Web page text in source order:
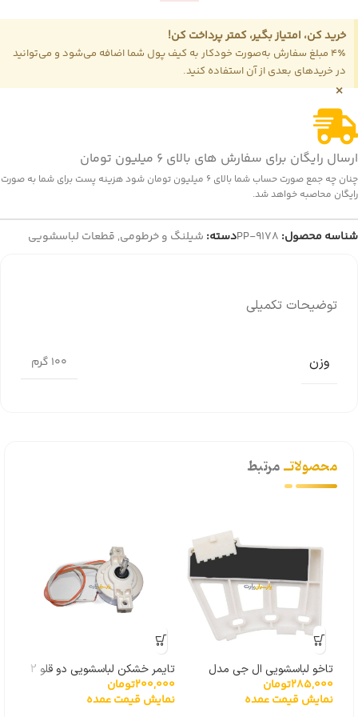
خرید کن، امتیاز بگیر، کمتر پرداخت کن!
4٪ مبلغ سفارش به‌صورت خودکار به کیف پول شما اضافه می‌شود و می‌توانید
در خریدهای بعدی از آن استفاده کنید.
×
ارسال رایگان برای سفارش های بالای 6 میلیون تومان
چنان چه جمع صورت حساب شما بالای 6 میلیون تومان شود هزینه پست برای شما به صورت
رایگان محاصبه خواهد شد.
شناسه محصول: PP-9178دسته: شیلنگ و خرطومی, قطعات لباسشویی
توضیحات تکمیلی
وزن 100 گرم
محصولاتــمرتبط
تاخو لباسشویی ال جی مدل
گیربکسی 6501KW2001A
285,000تومان
نمایش قیمت عمده
تایمر خشکن لباسشویی دو قلو 2
سیم
200,000تومان
نمایش قیمت عمده